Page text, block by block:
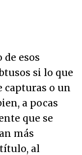
esos
si lo que
capturas o un
a pocas
que se
más
al